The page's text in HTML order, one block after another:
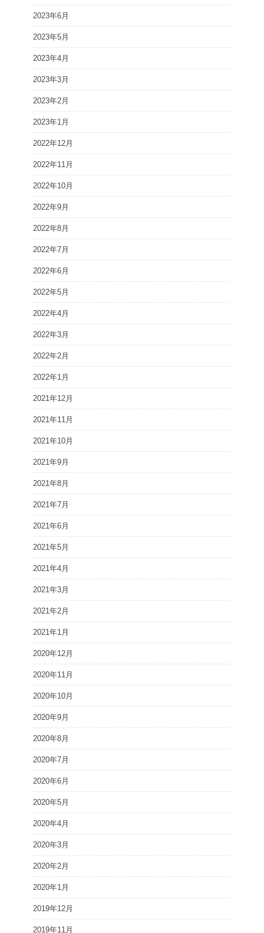
2023年6月
2023年5月
2023年4月
2023年3月
2023年2月
2023年1月
2022年12月
2022年11月
2022年10月
2022年9月
2022年8月
2022年7月
2022年6月
2022年5月
2022年4月
2022年3月
2022年2月
2022年1月
2021年12月
2021年11月
2021年10月
2021年9月
2021年8月
2021年7月
2021年6月
2021年5月
2021年4月
2021年3月
2021年2月
2021年1月
2020年12月
2020年11月
2020年10月
2020年9月
2020年8月
2020年7月
2020年6月
2020年5月
2020年4月
2020年3月
2020年2月
2020年1月
2019年12月
2019年11月